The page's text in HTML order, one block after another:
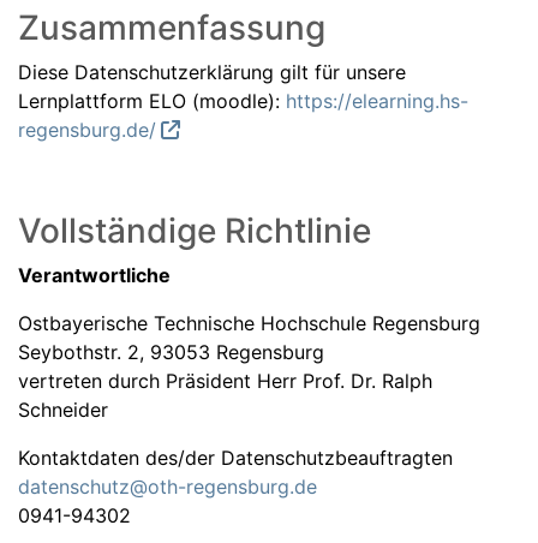
Zusammenfassung
Diese Datenschutzerklärung gilt für unsere
Lernplattform ELO (moodle): https://elearning.hs-
regensburg.de/
Vollständige Richtlinie
Verantwortliche
Ostbayerische Technische Hochschule Regensburg
Seybothstr. 2, 93053 Regensburg
vertreten durch Präsident Herr Prof. Dr. Ralph
Schneider
Kontaktdaten des/der Datenschutzbeauftragten
datenschutz@oth-regensburg.de
0941-94302